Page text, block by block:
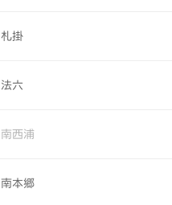
札掛
法六
南西浦
南本郷